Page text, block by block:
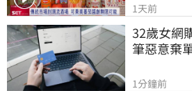
1天前
32歲女網
筆惡意棄
1分鐘前